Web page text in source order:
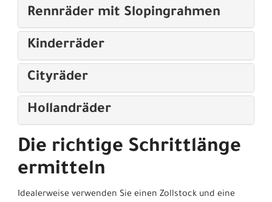
Rennräder mit Slopingrahmen
Kinderräder
Cityräder
Hollandräder
Die richtige Schrittlänge
ermitteln
Idealerweise verwenden Sie einen Zollstock und eine